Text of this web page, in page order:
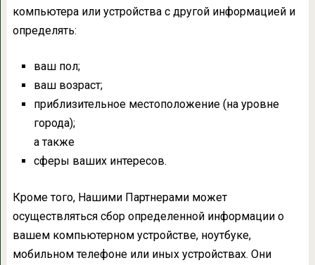
компьютера или устройства с другой информацией и
определять:
ваш пол;
ваш возраст;
приблизительное местоположение (на уровне
города);
а также
сферы ваших интересов.
Кроме того, Нашими Партнерами может
осуществляться сбор определенной информации о
вашем компьютерном устройстве, ноутбуке,
мобильном телефоне или иных устройствах. Они